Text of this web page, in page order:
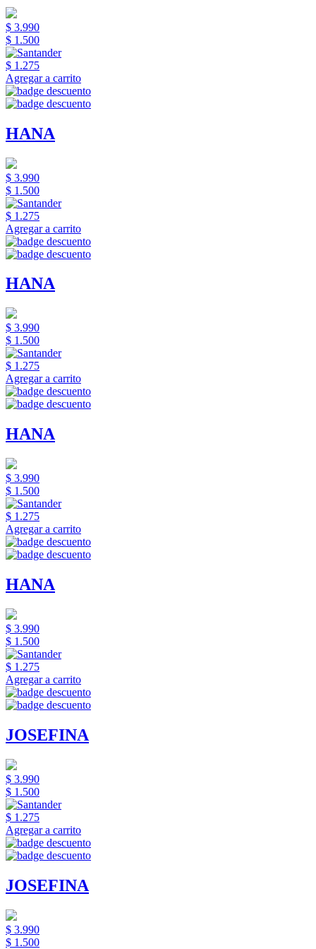
$ 3.990
$ 1.500
$ 1.275
Agregar a carrito
HANA
$ 3.990
$ 1.500
$ 1.275
Agregar a carrito
HANA
$ 3.990
$ 1.500
$ 1.275
Agregar a carrito
HANA
$ 3.990
$ 1.500
$ 1.275
Agregar a carrito
HANA
$ 3.990
$ 1.500
$ 1.275
Agregar a carrito
JOSEFINA
$ 3.990
$ 1.500
$ 1.275
Agregar a carrito
JOSEFINA
$ 3.990
$ 1.500